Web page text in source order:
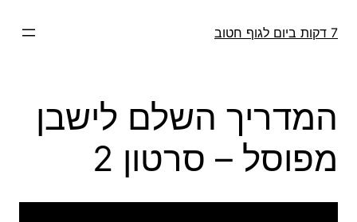
לתוכן
7 דקות ביום לגוף חטוב
המדריך השלם לישבן
מפוסל – סרטון 2